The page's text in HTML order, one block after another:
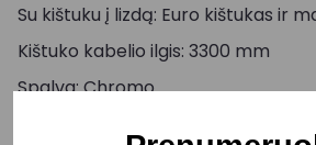
Su kištuku į lizdą: Euro kištukas ir
Kištuko kabelio ilgis: 3300 mm
Spalva: Chromo